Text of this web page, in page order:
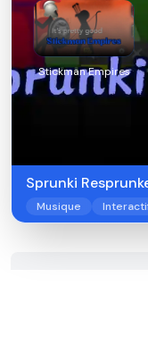
Stickman Empires
Sprunki
Musique